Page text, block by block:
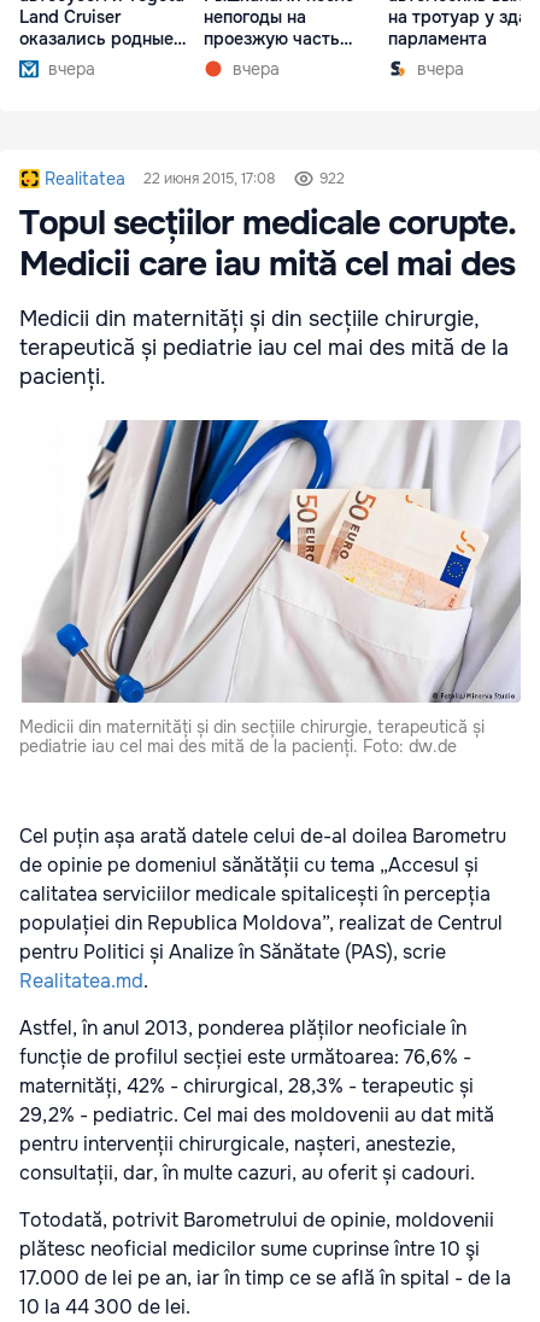
Land Cruiser
оказались родные
братьявчера
непогоды на
проезжую часть
упали деревья
вчера
на тротуар у
парламента
вчера
Realitatea 22 июня 2015, 17:08 922
Topul secțiilor medicale corupte.
Medicii care iau mită cel mai des
Medicii din maternități și din secțiile chirurgie,
terapeutică și pediatrie iau cel mai des mită de la
pacienți.
Medicii din maternități și din secțiile chirurgie, terapeutică și
pediatrie iau cel mai des mită de la pacienți. Foto: dw.de
Cel puțin așa arată datele celui de-al doilea Barometru
de opinie pe domeniul sănătății cu tema „Accesul și
calitatea serviciilor medicale spitalicești în percepția
populației din Republica Moldova”, realizat de Centrul
pentru Politici și Analize în Sănătate (PAS), scrie
Realitatea.md.
Astfel, în anul 2013, ponderea plăților neoficiale în
funcție de profilul secției este următoarea: 76,6% -
maternități, 42% - chirurgical, 28,3% - terapeutic și
29,2% - pediatric. Cel mai des moldovenii au dat mită
pentru intervenții chirurgicale, nașteri, anestezie,
consultații, dar, în multe cazuri, au oferit și cadouri.
Totodată, potrivit Barometrului de opinie, moldovenii
plătesc neoficial medicilor sume cuprinse între 10 şi
17.000 de lei pe an, iar în timp ce se află în spital - de la
10 la 44 300 de lei.